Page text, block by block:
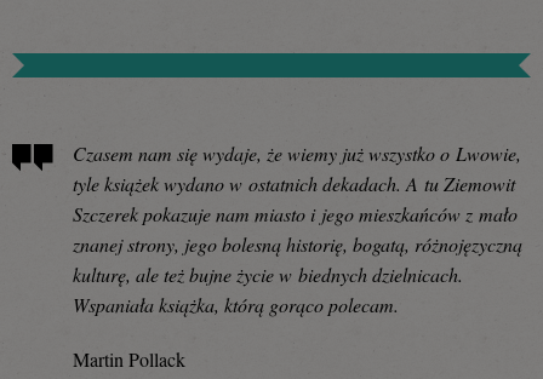
Czasem nam się wydaje, że wiemy już wszystko o Lwowie,
tyle książek wydano w ostatnich dekadach. A tu Ziemowit
Szczerek pokazuje nam miasto i jego mieszkańców z mało
znanej strony, jego bolesną historię, bogatą, różnojęzyczną
kulturę, ale też bujne życie w biednych dzielnicach.
Wspaniała książka, którą gorąco polecam.
Martin Pollack